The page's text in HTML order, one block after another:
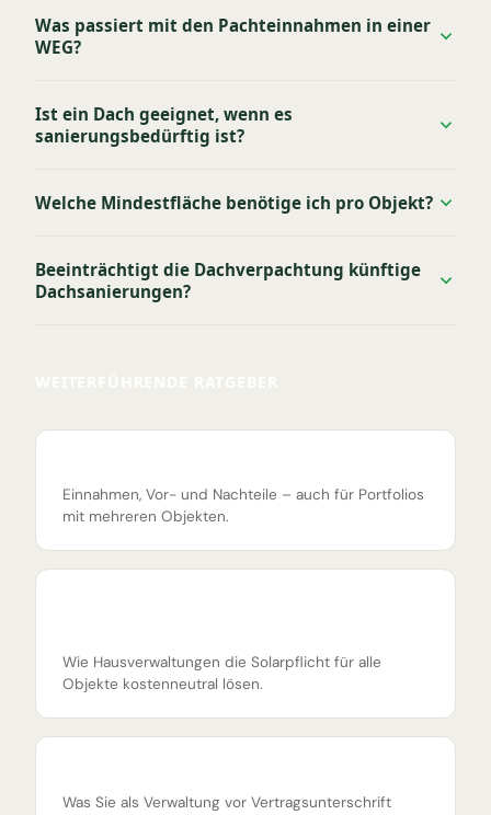
Was passiert mit den Pachteinnahmen in einer
WEG?
Ist ein Dach geeignet, wenn es
sanierungsbedürftig ist?
Welche Mindestfläche benötige ich pro Objekt?
Beeinträchtigt die Dachverpachtung künftige
Dachsanierungen?
Einnahmen, Vor- und Nachteile – auch für Portfolios
mit mehreren Objekten.
Wie Hausverwaltungen die Solarpflicht für alle
Objekte kostenneutral lösen.
Was Sie als Verwaltung vor Vertragsunterschrift